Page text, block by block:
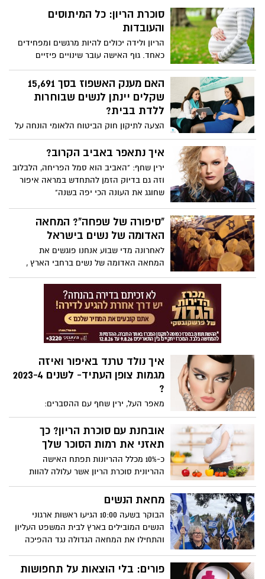
סוכרת הריון: כל המיתוסים
והעובדות
הריון ולידה יכולים להיות מרגשים ומפחידים
כאחד. גוף האישה עובר שינויים פיזיים
ורגשיים רבים לאורך כל מסע ההיריון שלה. אז
מה באמת נכון וממה את צריכה להתעלם?
האם מענק האשפוז בסך 15,691
שקלים יינתן לנשים שבוחרות
ללדת בבית?
הצעה לתיקון חוק הביטוח הלאומי הונחה על
שולחן הכנסת ביוזמת התנועה לחופש בחירה
בלידה על ידי ח"כ מיכל שיר סגמן אליה
עתידים להצטרף עוד חברי כנסת. כיום משלם
הביטוח הלאומי מענק אשפוז בסך 15,691
שקלים על כל לידה. המענק משולם ישירות
הלידה מחוץ לבית החולים, יועברו דמי
האשפוז - ישירות ליולדת.
איך נתאפר באביב הקרוב?
ירין שחף: "האביב הוא סמל הפריחה, הלבלוב
וזה גם בדיוק הזמן להתחדש במראה איפור
שחוגג את העונה הכי יפה בשנה"
"סיפורה של שפחה"? המחאה
האדומה של נשים בישראל
לאחרונה מדי שבוע אנחנו פוגשים את
המחאה האדומה של נשים ברחבי הארץ ,
המיצג של נשים הצועדות בדממה בגלימות
אדומות, בהשראת הסדרה “סיפורה של
שפחה", שכולו נועד לשם המאבק נגד
הרפורמה המשפטית
איך נולד טרנד באיפור ואיזה
מגמות צופן העתיד- לשנים 2023-4
?
מאפר העל, ירין שחף עם ההסברים:
אובחנת עם סוכרת הריון? כך
תאזני את רמות הסוכר שלך
כ-10% מכלל ההריונות תפתח האישה
ההריונית סוכרת הריון אשר עלולה להוות
סיכון משמעותי הן לאם והן לתינוק אם היא
לא מנוהלת ומטופלת כראוי. שינויים תזונתיים
יש גם צורך בטיפול תרופתי
מחאת הנשים
הבוקר בשעה 10:00 הגיעו ראשות ארגוני
הנשים המובילים בארץ לבית המשפט העליון
והתחילו את המחאה הגדולה נגד ההפיכה
מייסדת ונשיאת סופרסונס: "פגיעה
פורים: בלי הוצאות על תחפושות